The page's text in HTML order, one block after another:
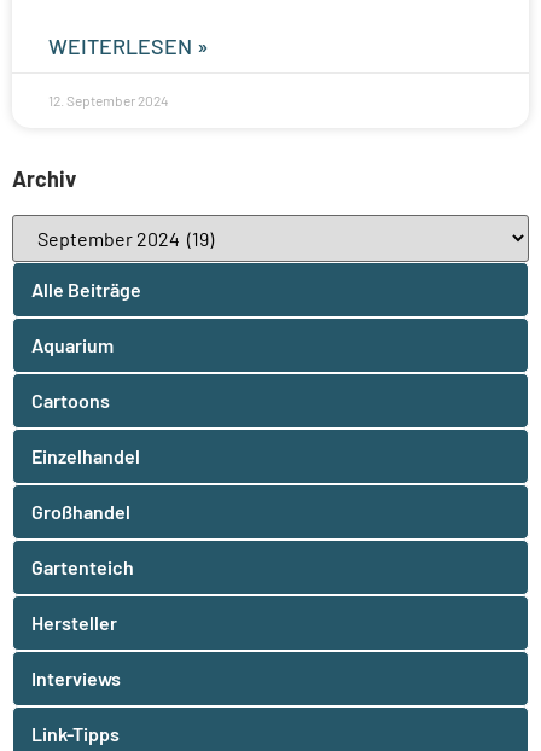
WEITERLESEN »
12. September 2024
Archiv
Alle Beiträge
Aquarium
Cartoons
Einzelhandel
Großhandel
Gartenteich
Hersteller
Interviews
Link-Tipps